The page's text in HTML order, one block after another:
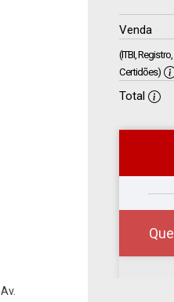
Venda
(ITBI,
Certidões)
Total